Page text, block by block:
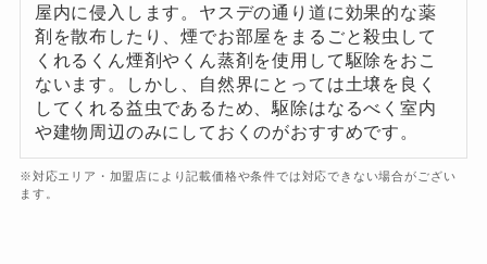
屋内に侵入します。ヤスデの通り道に効果的な薬
剤を散布したり、煙でお部屋をまるごと殺虫して
くれるくん煙剤やくん蒸剤を使用して駆除をおこ
ないます。しかし、自然界にとっては土壌を良く
してくれる益虫であるため、駆除はなるべく室内
や建物周辺のみにしておくのがおすすめです。
※対応エリア・加盟店により記載価格や条件では対応できない場合がござい
ます。